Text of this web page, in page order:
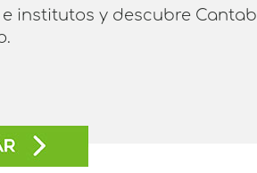
institutos y descubre